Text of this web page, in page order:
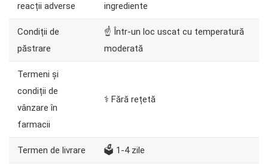
reacții adverse
ingrediente
Condiții de
păstrare
☝ Într-un loc uscat cu temperatură
moderată
Termeni și
condiții de
vânzare în
farmacii
⚕️ Fără rețetă
Termen de livrare 🗳️ 1-4 zile